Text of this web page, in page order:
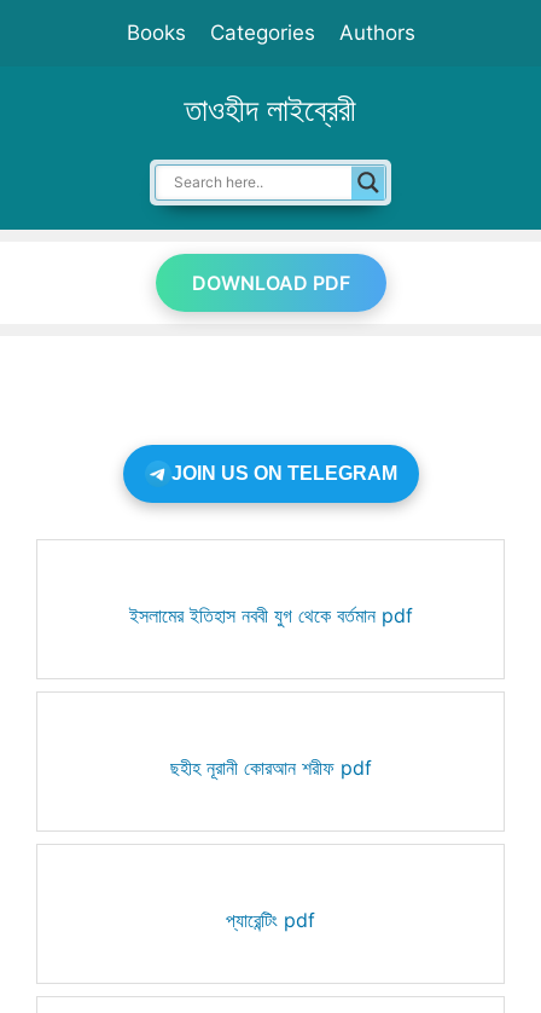
Books Categories Authors
তাওহীদ লাইব্রেরী
DOWNLOAD PDF
JOIN US ON TELEGRAM
ইসলামের ইতিহাস নববী যুগ থেকে বর্তমান pdf
ছহীহ নূরানী কোরআন শরীফ pdf
প্যারেন্টিং pdf